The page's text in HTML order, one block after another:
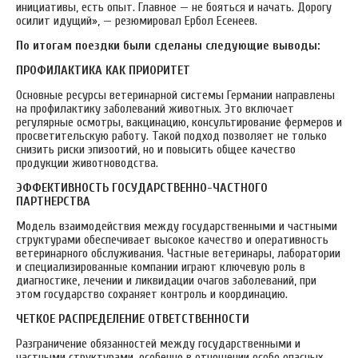
инициативы, есть опыт. Главное — не бояться и начать. Дорогу
осилит идущий», — резюмировал Ербол Есенеев.
По итогам поездки были сделаны следующие выводы:
ПРОФИЛАКТИКА КАК ПРИОРИТЕТ
Основные ресурсы ветеринарной системы Германии направлены
на профилактику заболеваний животных. Это включает
регулярные осмотры, вакцинацию, консультирование фермеров и
просветительскую работу. Такой подход позволяет не только
снизить риски эпизоотий, но и повысить общее качество
продукции животноводства.
ЭФФЕКТИВНОСТЬ ГОСУДАРСТВЕННО-ЧАСТНОГО
ПАРТНЕРСТВА
Модель взаимодействия между государственными и частными
структурами обеспечивает высокое качество и оперативность
ветеринарного обслуживания. Частные ветеринары, лаборатории
и специализированные компании играют ключевую роль в
диагностике, лечении и ликвидации очагов заболеваний, при
этом государство сохраняет контроль и координацию.
ЧЕТКОЕ РАСПРЕДЕЛЕНИЕ ОТВЕТСТВЕННОСТИ
Разграничение обязанностей между государственными и